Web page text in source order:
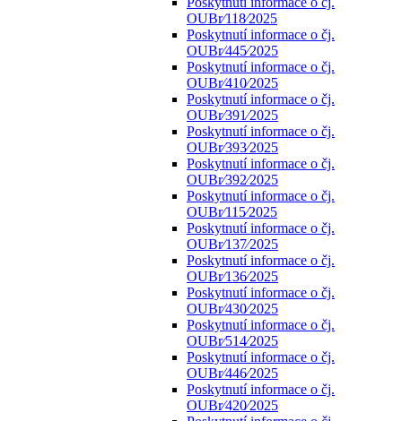
OUBr⁄118⁄2025
Poskytnutí informace o čj.
OUBr⁄445⁄2025
Poskytnutí informace o čj.
OUBr⁄410⁄2025
Poskytnutí informace o čj.
OUBr⁄391⁄2025
Poskytnutí informace o čj.
OUBr⁄393⁄2025
Poskytnutí informace o čj.
OUBr⁄392⁄2025
Poskytnutí informace o čj.
OUBr⁄115⁄2025
Poskytnutí informace o čj.
OUBr⁄137⁄2025
Poskytnutí informace o čj.
OUBr⁄136⁄2025
Poskytnutí informace o čj.
OUBr⁄430⁄2025
Poskytnutí informace o čj.
OUBr⁄514⁄2025
Poskytnutí informace o čj.
OUBr⁄446⁄2025
Poskytnutí informace o čj.
OUBr⁄420⁄2025